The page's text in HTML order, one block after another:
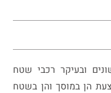
ובעיקר רכבי שטח
הן במוסך והן בשטח